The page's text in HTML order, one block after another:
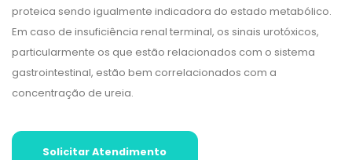
proteica sendo igualmente indicadora do estado metabólico.
Em caso de insuficiência renal terminal, os sinais urotóxicos,
particularmente os que estão relacionados com o sistema
gastrointestinal, estão bem correlacionados com a
concentração de ureia.
Solicitar Atendimento